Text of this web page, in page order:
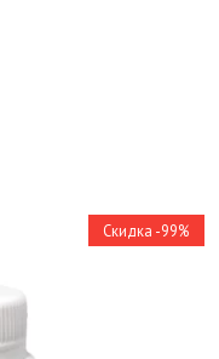
Скидка -99%